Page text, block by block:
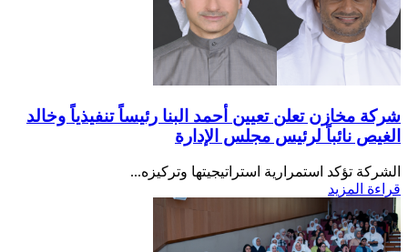
شركة مخازن تعلن تعيين أحمد البنا رئيساً تنفيذياً وخالد
الغيص نائباً لرئيس مجلس الإدارة
الشركة تؤكد استمرارية استراتيجيتها وتركيزه...
قراءة المزيد